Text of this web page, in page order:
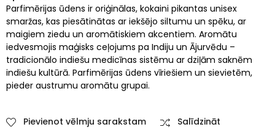
Parfimērijas ūdens ir oriģinālas, kokaini pikantas unisex
smaržas, kas piesātinātas ar iekšējo siltumu un spēku, ar
maigiem ziedu un aromātiskiem akcentiem. Aromātu
iedvesmojis maģisks ceļojums pa Indiju un Ājurvēdu –
tradicionālo indiešu medicīnas sistēmu ar dziļām saknēm
indiešu kultūrā. Parfimērijas ūdens vīriešiem un sievietēm,
pieder austrumu aromātu grupai.
Pievienot vēlmju sarakstam
Salīdzināt